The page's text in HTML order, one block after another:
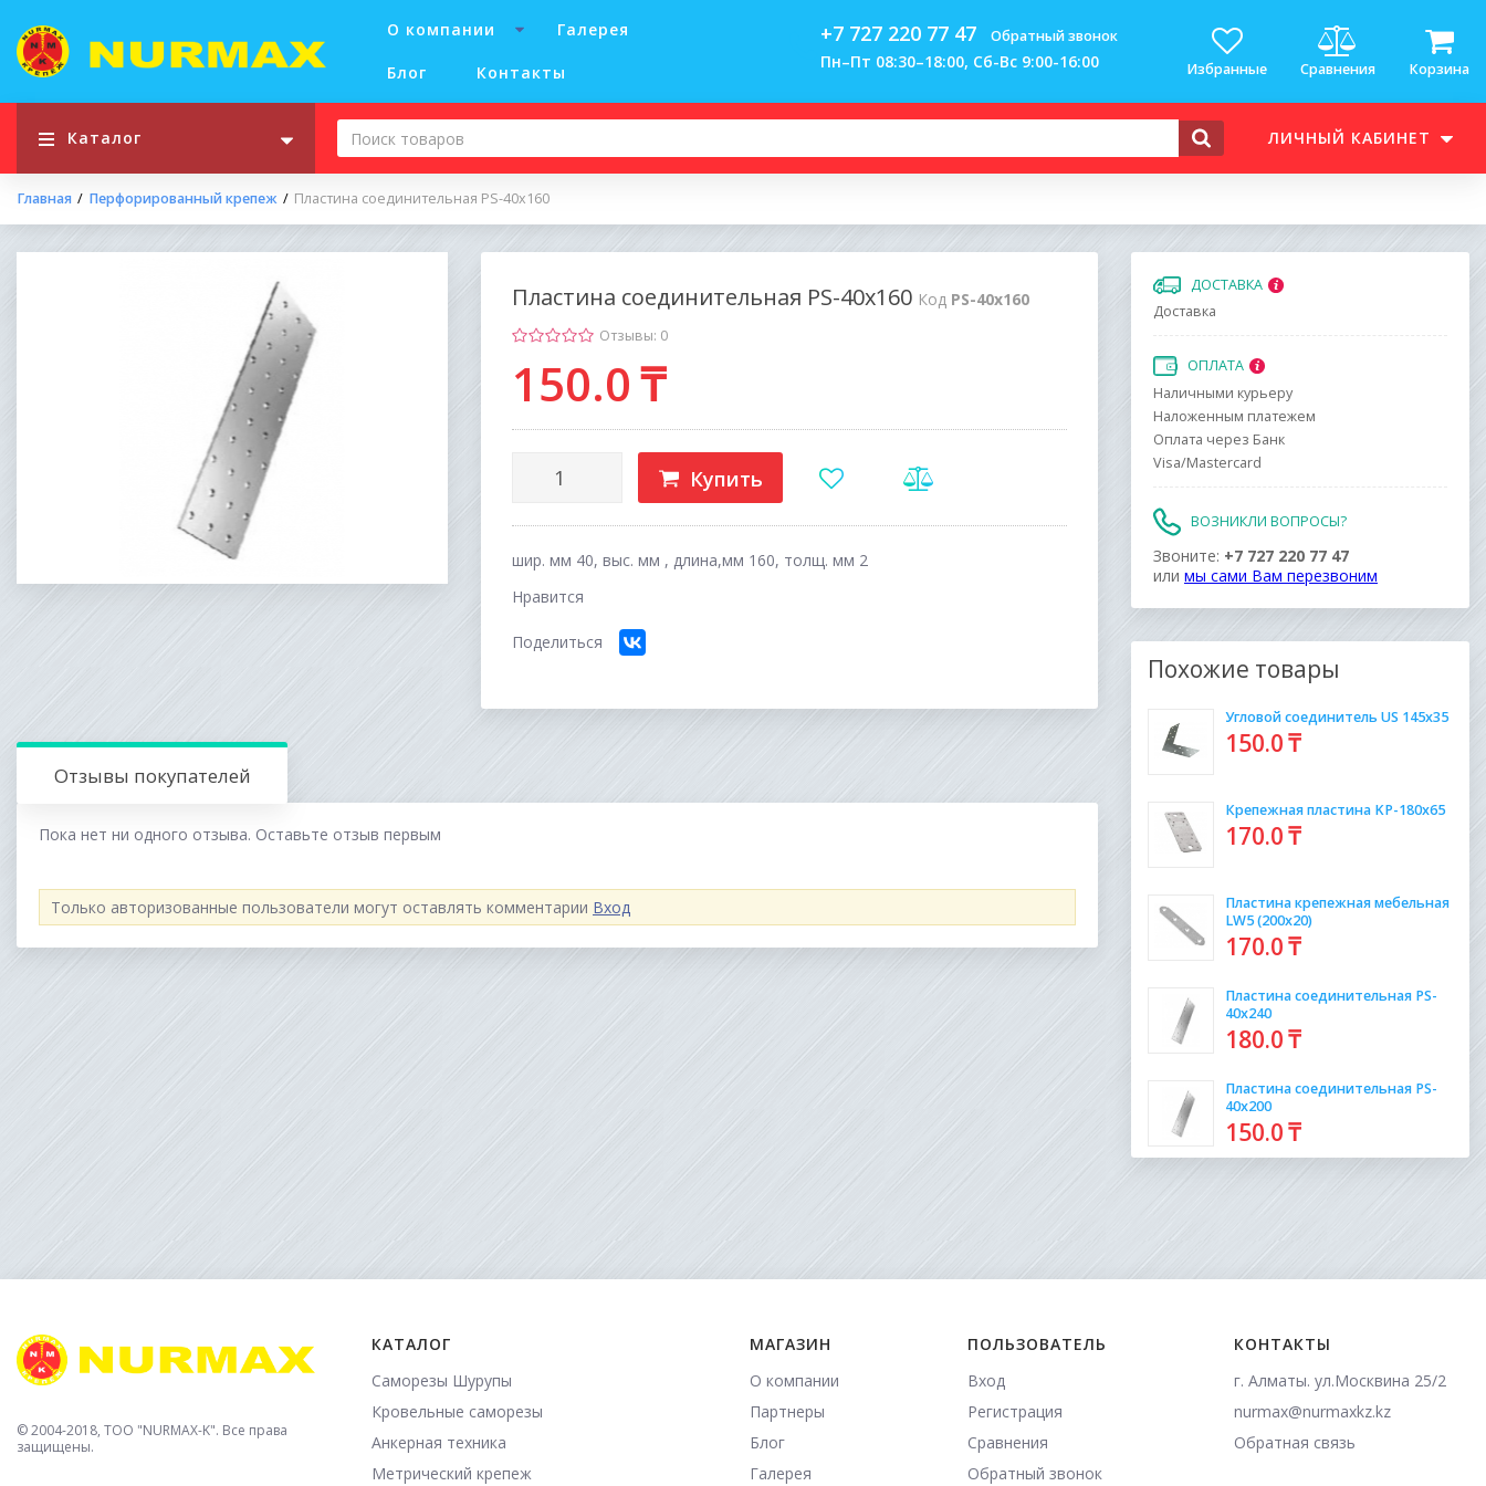
О компании Галерея
Блог Контакты
+7 727 220 77 47 Обратный звонок
Пн–Пт 08:30–18:00, Сб-Вс 9:00-16:00 Избранные Сравнения Корзина
Каталог ЛИЧНЫЙ КАБИНЕТ
Главная Перфорированный крепеж Пластина соединительная PS-40х160
Пластина соединительная PS-40х160 Код PS-40х160
Отзывы: 0
150.0₸
Купить
шир. мм 40, выс. мм , длина,мм 160, толщ. мм 2
Нравится
Поделиться
Отзывы покупателей
Пока нет ни одного отзыва. Оставьте отзыв первым
Только авторизованные пользователи могут оставлять комментарии Вход
ДОСТАВКА
Доставка
ОПЛАТА
Наличными курьеру
Наложенным платежем
Оплата через Банк
Visa/Mastercard
ВОЗНИКЛИ ВОПРОСЫ?
Звоните: +7 727 220 77 47
или мы сами Вам перезвоним
Похожие товары
Угловой соединитель US 145х35
150.0₸
Крепежная пластина KP-180х65
170.0₸
Пластина крепежная мебельная
LW5 (200х20)
170.0₸
Пластина соединительная PS-
40х240
180.0₸
Пластина соединительная PS-
40х200
150.0₸
© 2004-2018, TOO "NURMAX-K". Все права
защищены.
КАТАЛОГ
Саморезы Шурупы
Кровельные саморезы
Анкерная техника
Метрический крепеж
МАГАЗИН
О компании
Партнеры
Блог
Галерея
ПОЛЬЗОВАТЕЛЬ
Вход
Регистрация
Сравнения
Обратный звонок
КОНТАКТЫ
г. Алматы. ул.Москвина 25/2
nurmax@nurmaxkz.kz
Обратная связь